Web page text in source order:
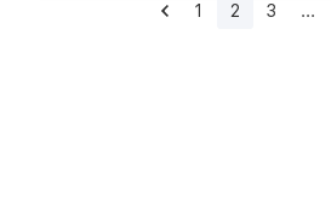
1 2 3 ...